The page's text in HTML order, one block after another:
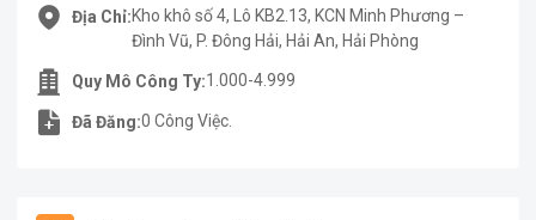
Địa Chỉ:Kho khô số 4, Lô KB2.13, KCN Minh Phương –
Đình Vũ, P. Đông Hải, Hải An, Hải Phòng
Quy Mô Công Ty:1.000-4.999
Đã Đăng:0 Công Việc.